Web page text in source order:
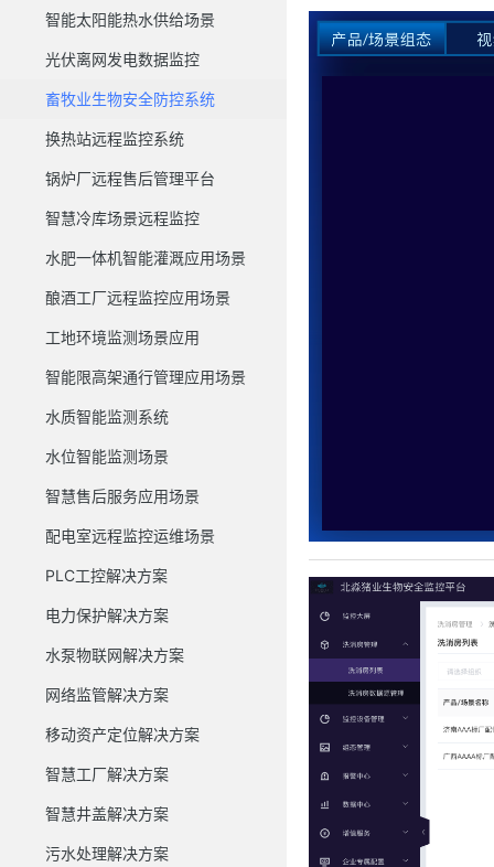
智能太阳能热水供给场景
光伏离网发电数据监控
畜牧业生物安全防控系统
换热站远程监控系统
锅炉厂远程售后管理平台
智慧冷库场景远程监控
水肥一体机智能灌溉应用场景
酿酒工厂远程监控应用场景
工地环境监测场景应用
智能限高架通行管理应用场景
水质智能监测系统
水位智能监测场景
智慧售后服务应用场景
配电室远程监控运维场景
PLC工控解决方案
电力保护解决方案
水泵物联网解决方案
网络监管解决方案
移动资产定位解决方案
智慧工厂解决方案
智慧井盖解决方案
污水处理解决方案